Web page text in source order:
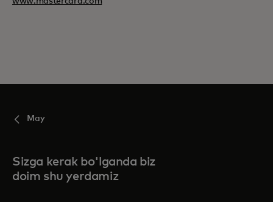
May
Sizga kerak bo'lganda biz
doim shu yerdamiz